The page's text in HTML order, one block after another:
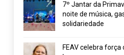
7º Jantar da
noite de música,
solidariedade
FEAV celebra